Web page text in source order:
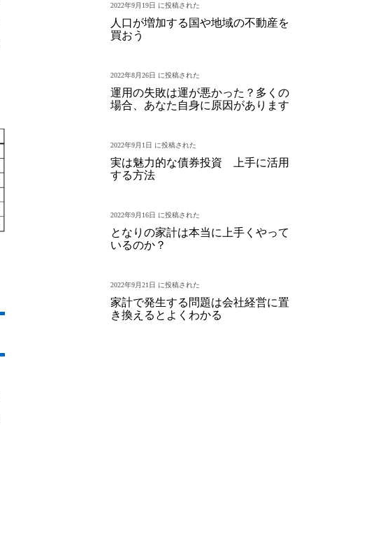
人口が増加する国や地域の不動産を
買おう
2022年9月19日 に投稿された
運用の失敗は運が悪かった？多くの
場合、あなた自身に原因があります
2022年8月26日 に投稿された
実は魅力的な債券投資 上手に活用
する方法
2022年9月1日 に投稿された
となりの家計は本当に上手くやって
いるのか？
2022年9月16日 に投稿された
家計で発生する問題は会社経営に置
き換えるとよくわかる
2022年9月21日 に投稿された